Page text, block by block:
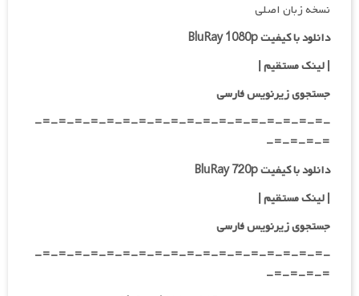
نسخه زبان اصلی
دانلود با کیفیت BluRay 1080p
|لینک مستقیم|
جستجوی زیرنویس فارسی
-=-=-=-=-=-=-=-=-=-=-=-=-=-=-=-=-=-=-
=-=-=-=-
دانلود با کیفیت BluRay 720p
| لینک مستقیم|
جستجوی زیرنویس فارسی
-=-=-=-=-=-=-=-=-=-=-=-=-=-=-=-=-=-=-
=-=-=-=-